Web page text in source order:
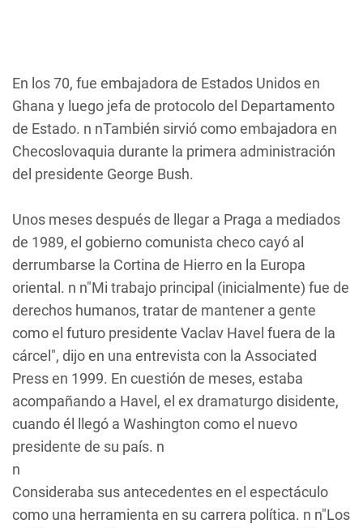
En los 70, fue embajadora de Estados Unidos en
Ghana y luego jefa de protocolo del Departamento
de Estado. n nTambién sirvió como embajadora en
Checoslovaquia durante la primera administración
del presidente George Bush.
Unos meses después de llegar a Praga a mediados
de 1989, el gobierno comunista checo cayó al
derrumbarse la Cortina de Hierro en la Europa
oriental. n n"Mi trabajo principal (inicialmente) fue de
derechos humanos, tratar de mantener a gente
como el futuro presidente Vaclav Havel fuera de la
cárcel", dijo en una entrevista con la Associated
Press en 1999. En cuestión de meses, estaba
acompañando a Havel, el ex dramaturgo disidente,
cuando él llegó a Washington como el nuevo
presidente de su país. n
n
Consideraba sus antecedentes en el espectáculo
como una herramienta en su carrera política. n n"Los